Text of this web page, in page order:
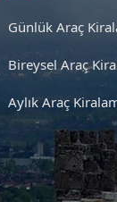
Günlük Araç
Bireysel Araç
Aylık Araç